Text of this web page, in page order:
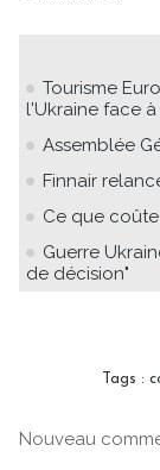
Tourisme
l'Ukraine face
Assemblée
Finnair
Ce que
Guerre
de décision"
Tags :
Nouveau